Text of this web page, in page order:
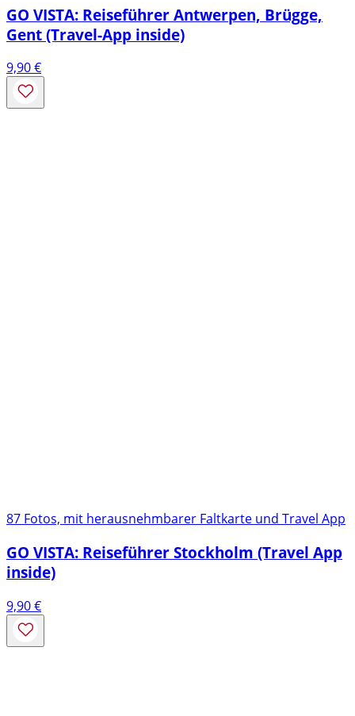
GO VISTA: Reiseführer Antwerpen, Brügge,
Gent (Travel-App inside)
9,90€
87 Fotos, mit herausnehmbarer Faltkarte und Travel App
GO VISTA: Reiseführer Stockholm (Travel App
inside)
9,90€